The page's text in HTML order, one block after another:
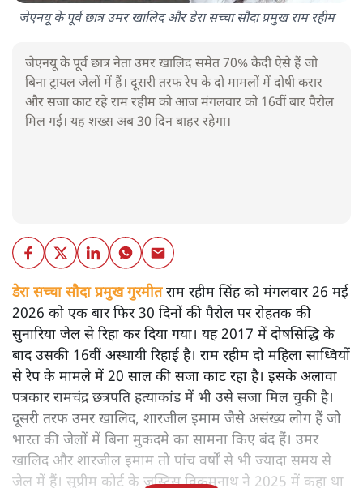
जेएनयू के पूर्व छात्र उमर खालिद और डेरा सच्चा सौदा प्रमुख राम रहीम
जेएनयू के पूर्व छात्र नेता उमर खालिद समेत 70% कैदी ऐसे हैं जो
बिना ट्रायल जेलों में हैं। दूसरी तरफ रेप के दो मामलों में दोषी करार
और सजा काट रहे राम रहीम को आज मंगलवार को 16वीं बार पैरोल
मिल गई। यह शख्स अब 30 दिन बाहर रहेगा।
डेरा सच्चा सौदा प्रमुख गुरमीतराम रहीम सिंह को मंगलवार 26 मई
2026 को एक बार फिर 30 दिनों की पैरोल पर रोहतक की
सुनारिया जेल से रिहा कर दिया गया। यह 2017 में दोषसिद्धि के
बाद उसकी 16वीं अस्थायी रिहाई है। राम रहीम दो महिला साध्वियों
से रेप के मामले में 20 साल की सजा काट रहा है। इसके अलावा
पत्रकार रामचंद्र छत्रपति हत्याकांड में भी उसे सजा मिल चुकी है।
दूसरी तरफ उमर खालिद, शारजील इमाम जैसे असंख्य लोग हैं जो
भारत की जेलों में बिना मुकदमे का सामना किए बंद हैं। उमर
खालिद और शारजील इमाम तो पांच वर्षों से भी ज्यादा समय से
जेल में हैं। सुप्रीम कोर्ट के जस्टिस विक्रमनाथ ने 2025 में कहा था